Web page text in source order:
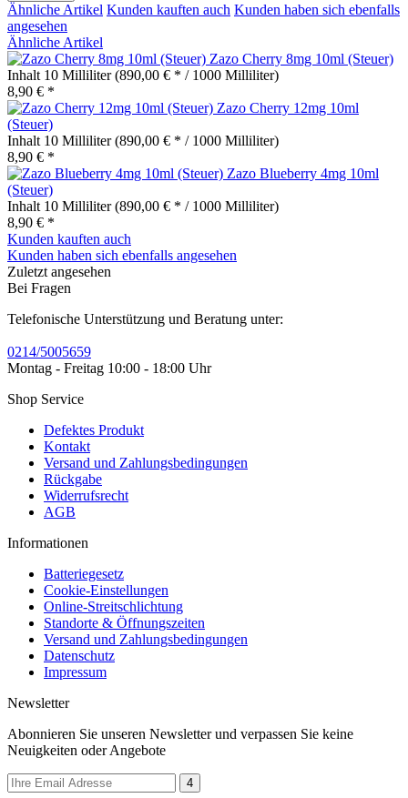
Ähnliche Artikel Kunden kauften auch Kunden haben sich ebenfalls
angesehen
Ähnliche Artikel
Zazo Cherry 8mg 10ml (Steuer)
Inhalt 10 Milliliter(890,00 € * / 1000 Milliliter)
8,90 € *
Zazo Cherry 12mg 10ml
(Steuer)
Inhalt 10 Milliliter(890,00 € * / 1000 Milliliter)
8,90 € *
Zazo Blueberry 4mg 10ml
(Steuer)
Inhalt 10 Milliliter(890,00 € * / 1000 Milliliter)
8,90 € *
Kunden kauften auch
Kunden haben sich ebenfalls angesehen
Zuletzt angesehen
Bei Fragen
Telefonische Unterstützung und Beratung unter:
0214/5005659
Montag - Freitag 10:00 - 18:00 Uhr
Shop Service
Defektes Produkt
Kontakt
Versand und Zahlungsbedingungen
Rückgabe
Widerrufsrecht
AGB
Informationen
Batteriegesetz
Cookie-Einstellungen
Online-Streitschlichtung
Standorte & Öffnungszeiten
Versand und Zahlungsbedingungen
Datenschutz
Impressum
Newsletter
Abonnieren Sie unseren Newsletter und verpassen Sie keine
Neuigkeiten oder Angebote
4